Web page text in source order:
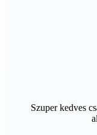
Szuper kedves